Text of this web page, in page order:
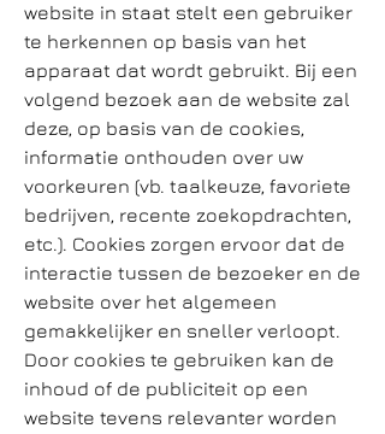
website in staat stelt een gebruiker
te herkennen op basis van het
apparaat dat wordt gebruikt. Bij een
volgend bezoek aan de website zal
deze, op basis van de cookies,
informatie onthouden over uw
voorkeuren (vb. taalkeuze, favoriete
bedrijven, recente zoekopdrachten,
etc.). Cookies zorgen ervoor dat de
interactie tussen de bezoeker en de
website over het algemeen
gemakkelijker en sneller verloopt.
Door cookies te gebruiken kan de
inhoud of de publiciteit op een
website tevens relevanter worden